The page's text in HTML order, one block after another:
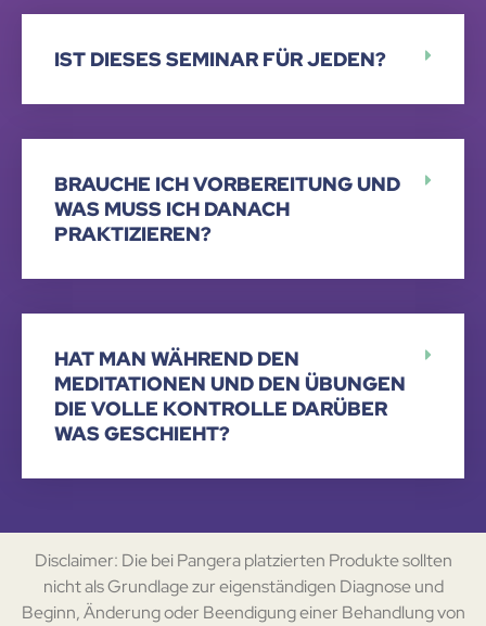
IST DIESES SEMINAR FÜR JEDEN?
BRAUCHE ICH VORBEREITUNG UND
WAS MUSS ICH DANACH
PRAKTIZIEREN?
HAT MAN WÄHREND DEN
MEDITATIONEN UND DEN ÜBUNGEN
DIE VOLLE KONTROLLE DARÜBER
WAS GESCHIEHT?
Disclaimer: Die bei Pangera platzierten Produkte sollten
nicht als Grundlage zur eigenständigen Diagnose und
Beginn, Änderung oder Beendigung einer Behandlung von